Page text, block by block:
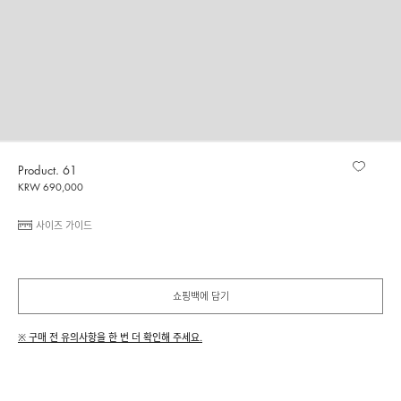
Product. 61
KRW 690,000
사이즈 가이드
쇼핑백에 담기
※ 구매 전 유의사항을 한 번 더 확인해 주세요.